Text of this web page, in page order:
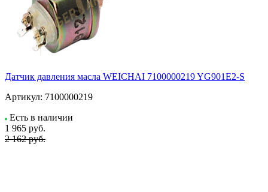
Датчик давления масла WEICHAI 7100000219 YG901E2-S
Артикул: 7100000219
Есть в наличии
1 965 руб.
2 162 руб.